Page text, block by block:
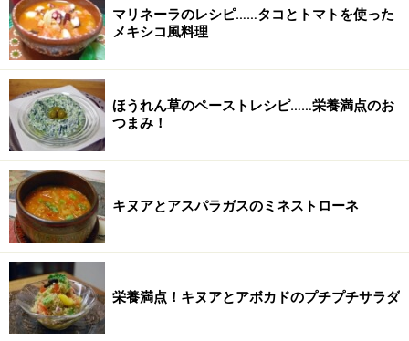
マリネーラのレシピ……タコとトマトを使った
メキシコ風料理
ほうれん草のペーストレシピ……栄養満点のお
つまみ！
キヌアとアスパラガスのミネストローネ
栄養満点！キヌアとアボカドのプチプチサラダ